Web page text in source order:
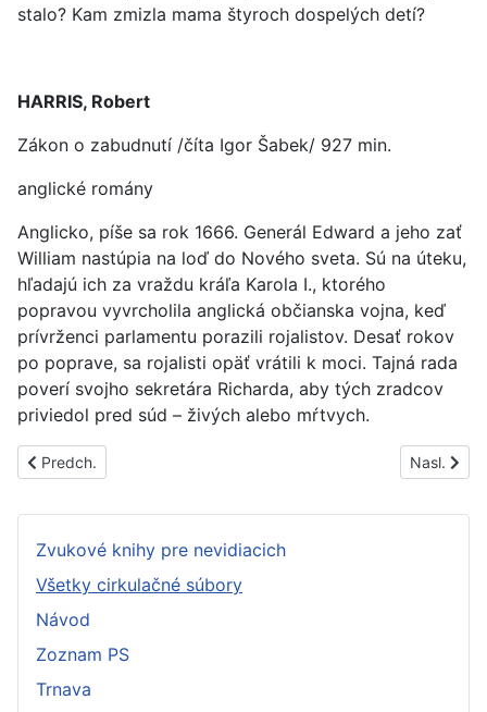
stalo? Kam zmizla mama štyroch dospelých detí?
HARRIS, Robert
Zákon o zabudnutí /číta Igor Šabek/ 927 min.
anglické romány
Anglicko, píše sa rok 1666. Generál Edward a jeho zať
William nastúpia na loď do Nového sveta. Sú na úteku,
hľadajú ich za vraždu kráľa Karola I., ktorého
popravou vyvrcholila anglická občianska vojna, keď
prívrženci parlamentu porazili rojalistov. Desať rokov
po poprave, sa rojalisti opäť vrátili k moci. Tajná rada
poverí svojho sekretára Richarda, aby tých zradcov
priviedol pred súd – živých alebo mŕtvych.
Predchádzajúci článok: PS1635B
Predch. Nasl.
Zvukové knihy pre nevidiacich
Všetky cirkulačné súbory
Návod
Zoznam PS
Trnava